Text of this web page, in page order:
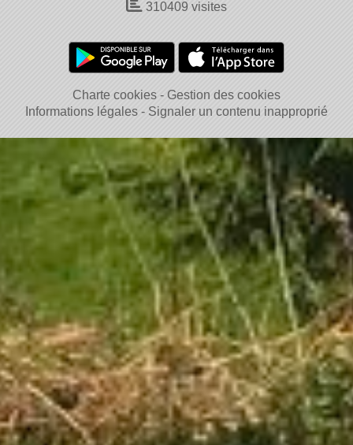
310409 visites
Charte cookies
Gestion des cookies
Informations légales
Signaler un contenu inapproprié